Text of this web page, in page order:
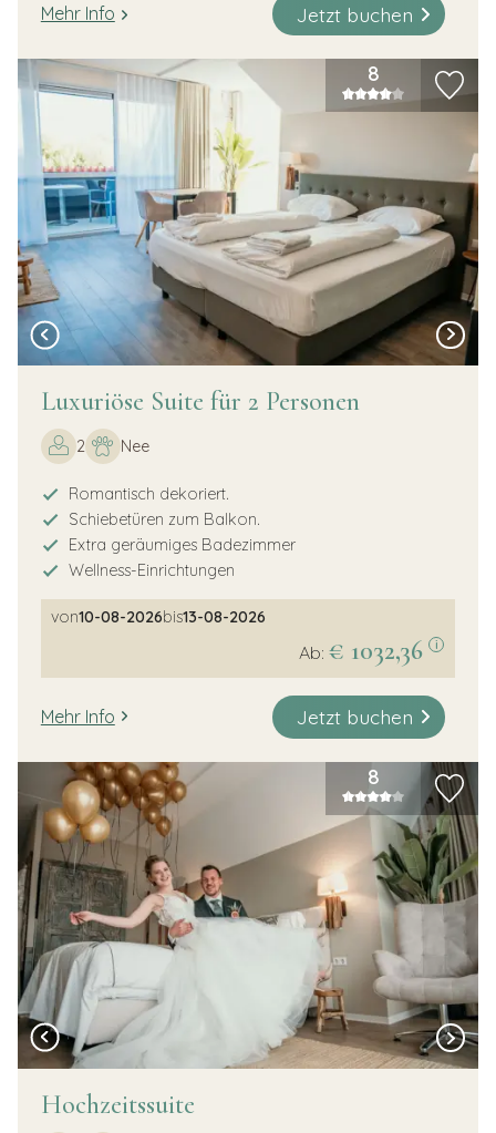
Mehr Info Jetzt buchen
8
Luxuriöse Suite für 2 Personen
2 Nee
Romantisch dekoriert.
Schiebetüren zum Balkon.
Extra geräumiges Badezimmer
Wellness-Einrichtungen
von10-08-2026bis13-08-2026
Ab: € 1032,36 i
Mehr Info Jetzt buchen
8
Hochzeitssuite